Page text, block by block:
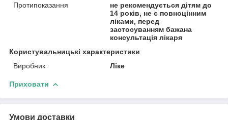
Протипоказання
не рекомендується дітям до
14 років, не є повноцінним
ліками, перед
застосуванням бажана
консультація лікаря
Користувальницькі характеристики
Виробник
Ліке
Приховати
Умови доставки